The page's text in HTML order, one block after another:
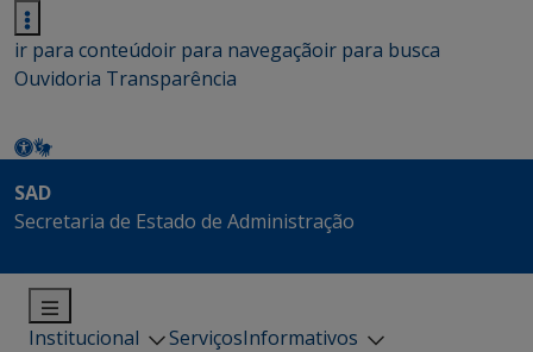
ir para conteúdoir para navegaçãoir para busca
Ouvidoria Transparência
SAD
Secretaria de Estado de Administração
Institucional ServiçosInformativos